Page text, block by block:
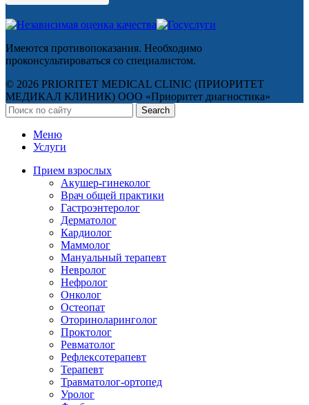
Имеются противопоказания. Необходимо
проконсультироваться со специалистом.
© 2026 PRIORITET MEDICAL CLINIC (ПРИОРИТЕТ
МЕДИКАЛ КЛИНИК) ООО «Приоритет диагностика»
Search
Меню
Услуги
Прием взрослых
Акушер-гинеколог
Врач общей практики
Гастроэнтеролог
Дерматолог
Кардиолог
Маммолог
Мануальный терапевт
Невролог
Нефролог
Онколог
Остеопат
Оториноларинголог
Проктолог
Ревматолог
Рефлексотерапевт
Терапевт
Травматолог-ортопед
Уролог